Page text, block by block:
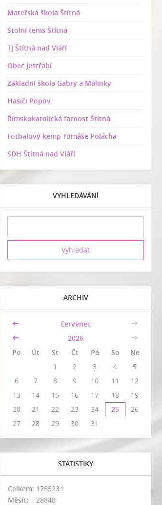
Mateřská škola Štítná
Stolní tenis Štítná
TJ Štítná nad Vláří
Obec Jestřabí
Základní škola Gabry a Málinky
Hasiči Popov
Římskokatolická farnost Štítná
Fotbalový kemp Tomáše Polácha
SDH Štítná nad Vláří
VYHLEDÁVÁNÍ
ARCHIV
<< červenec
>>
<<
2026
>>
Po
Út St Čt Pá So
Ne
1
2 3 4
5
6
7 8 9 10 11
12
13
14 15 16 17 18
19
20
21 22 23 24 25
26
27
28 29 30 31
STATISTIKY
Celkem: 1755234
Měsíc:
28848